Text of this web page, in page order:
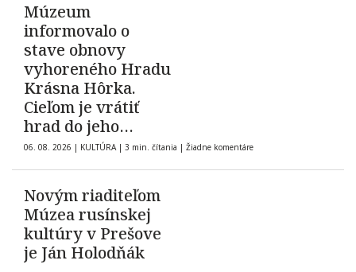
Múzeum
informovalo o
stave obnovy
vyhoreného Hradu
Krásna Hôrka.
Cieľom je vrátiť
hrad do jeho
pôvodnej podoby z
roku 1903
06. 08. 2026 | KULTÚRA | 3 min. čítania | Žiadne komentáre
Novým riaditeľom
Múzea rusínskej
kultúry v Prešove
je Ján Holodňák